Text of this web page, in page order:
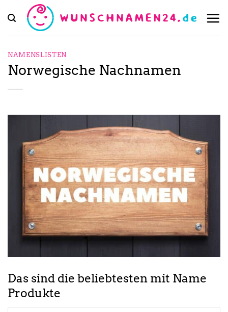
Inhalt
springen
NAMENSLISTEN
Norwegische Nachnamen
Das sind die beliebtesten mit Name
Produkte